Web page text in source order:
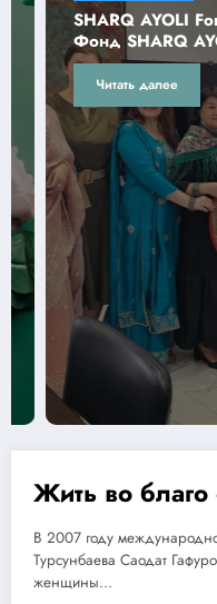
SHARQ AYOLI Fondi
Фонд SHARQ AYOLI
Читать далее
01.01.2017
Жить во благо
В 2007 году
Турсунбаева Саодат
женщины…